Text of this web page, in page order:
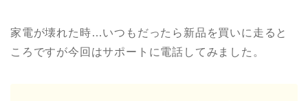
家電が壊れた時…いつもだったら新品を買いに走ると
ころですが今回はサポートに電話してみました。